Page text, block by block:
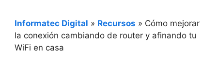
Informatec Digital » Recursos » Cómo mejorar
la conexión cambiando de router y afinando tu
WiFi en casa